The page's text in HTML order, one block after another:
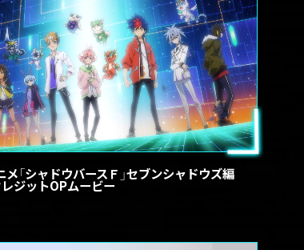
メ「シャドウバースＦ」セブンシャドウズ編
ジットOPムービー